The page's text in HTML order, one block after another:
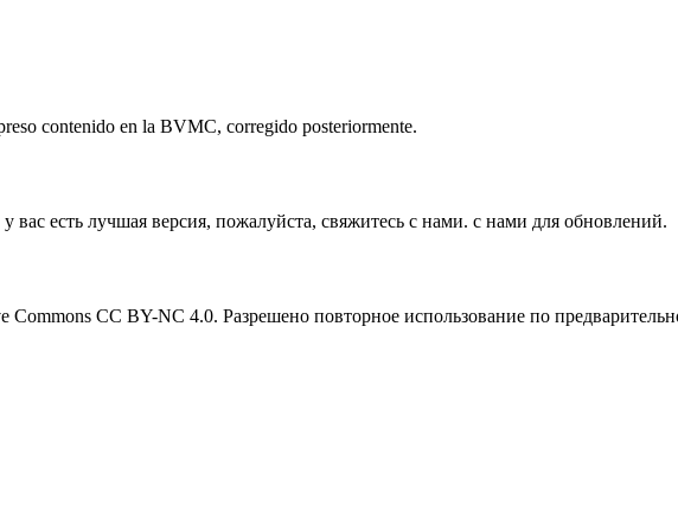
contenido en la BVMC, corregido posteriormente.
есть лучшая версия, пожалуйста, свяжитесь с нами. с нами для обновлений.
Commons CC BY-NC 4.0. Разрешено повторное использование по